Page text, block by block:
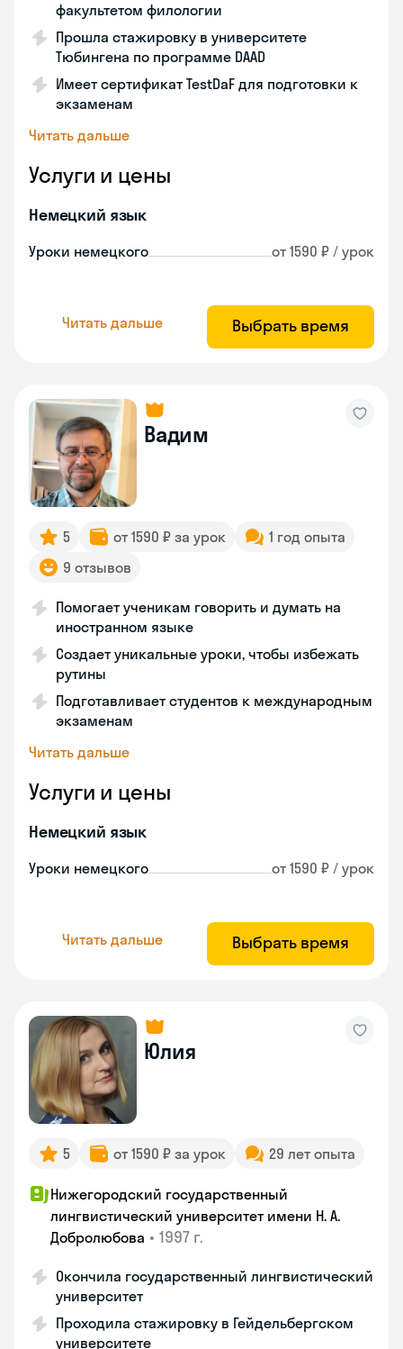
факультетом филологии
Прошла стажировку в университете
Тюбингена по программе DAAD
Имеет сертификат TestDaF для подготовки к
экзаменам
Читать дальше
Услуги и цены
Немецкий язык
Уроки немецкого от 1590 ₽ / урок
Читать дальше Выбрать время
Вадим
5 от 1590 ₽ за урок
1 год опыта
9 отзывов
Помогает ученикам говорить и думать на
иностранном языке
Создает уникальные уроки, чтобы избежать
рутины
Подготавливает студентов к международным
экзаменам
Читать дальше
Услуги и цены
Немецкий язык
Уроки немецкого от 1590 ₽ / урок
Читать дальше Выбрать время
Юлия
5 от 1590 ₽ за урок 29 лет опыта
Нижегородский государственный
лингвистический университет имени Н. А.
Добролюбова • 1997 г.
Окончила государственный лингвистический
университет
Проходила стажировку в Гейдельбергском
университете